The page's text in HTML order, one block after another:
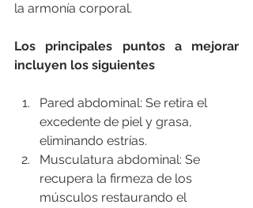
la armonía corporal.
Los principales puntos a mejorar
incluyen los siguientes
Pared abdominal: Se retira el
excedente de piel y grasa,
eliminando estrías.
Musculatura abdominal: Se
recupera la firmeza de los
músculos restaurando el